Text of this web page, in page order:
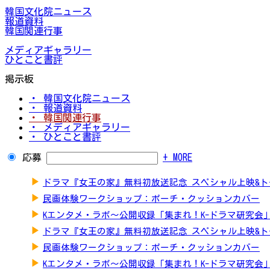
韓国文化院ニュース
報道資料
韓国関連行事
メディアギャラリー
ひとこと書評
掲示板
・ 韓国文化院ニュース
・ 報道資料
・ 韓国関連行事
・ メディアギャラリー
・ ひとこと書評
応募 + MORE
▶ ドラマ『女王の家』無料初放送記念 スペシャル上映&
▶ 民画体験ワークショップ：ポーチ・クッションカバー
▶ Kエンタメ・ラボ～公開収録「集まれ！K-ドラマ研究会」
▶ ドラマ『女王の家』無料初放送記念 スペシャル上映&
▶ 民画体験ワークショップ：ポーチ・クッションカバー
▶ Kエンタメ・ラボ～公開収録「集まれ！K-ドラマ研究会」